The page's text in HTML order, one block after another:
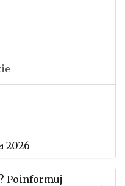
2026
Poinformuj